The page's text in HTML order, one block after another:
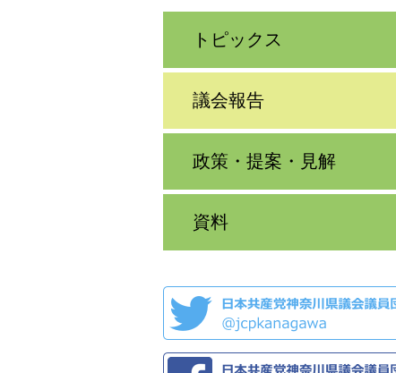
トピックス
議会報告
政策・提案・見解
資料